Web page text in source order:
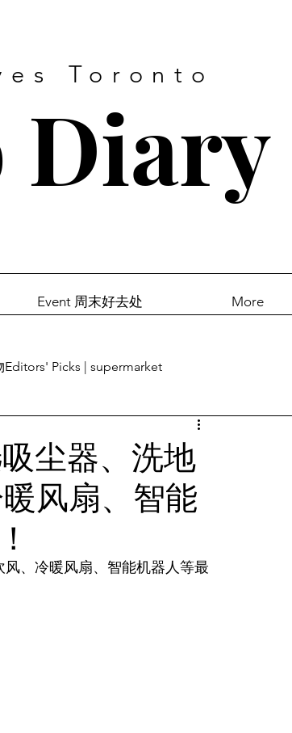
Toronto
Diary
Event 周末好去处 More
Editors' Picks | supermarket
广告
尘器、洗地
风扇、智能
、冷暖风扇、智能机器人等最